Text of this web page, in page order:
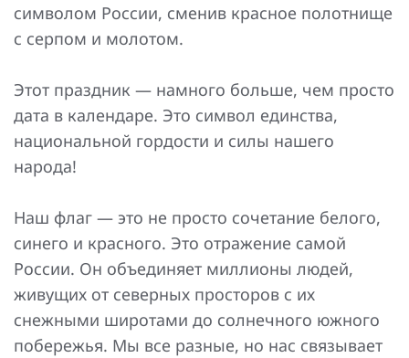
символом России, сменив красное полотнище
с серпом и молотом.
Этот праздник — намного больше, чем просто
дата в календаре. Это символ единства,
национальной гордости и силы нашего
народа!
Наш флаг — это не просто сочетание белого,
синего и красного. Это отражение самой
России. Он объединяет миллионы людей,
живущих от северных просторов с их
снежными широтами до солнечного южного
побережья. Мы все разные, но нас связывает